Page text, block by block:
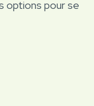
options pour se